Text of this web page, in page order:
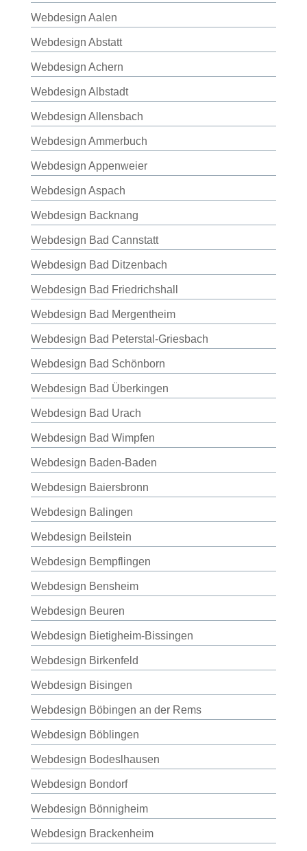
Webdesign Aalen
Webdesign Abstatt
Webdesign Achern
Webdesign Albstadt
Webdesign Allensbach
Webdesign Ammerbuch
Webdesign Appenweier
Webdesign Aspach
Webdesign Backnang
Webdesign Bad Cannstatt
Webdesign Bad Ditzenbach
Webdesign Bad Friedrichshall
Webdesign Bad Mergentheim
Webdesign Bad Peterstal-Griesbach
Webdesign Bad Schönborn
Webdesign Bad Überkingen
Webdesign Bad Urach
Webdesign Bad Wimpfen
Webdesign Baden-Baden
Webdesign Baiersbronn
Webdesign Balingen
Webdesign Beilstein
Webdesign Bempflingen
Webdesign Bensheim
Webdesign Beuren
Webdesign Bietigheim-Bissingen
Webdesign Birkenfeld
Webdesign Bisingen
Webdesign Böbingen an der Rems
Webdesign Böblingen
Webdesign Bodeslhausen
Webdesign Bondorf
Webdesign Bönnigheim
Webdesign Brackenheim